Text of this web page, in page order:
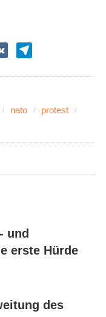
nato
protest
und
erste Hürde
des